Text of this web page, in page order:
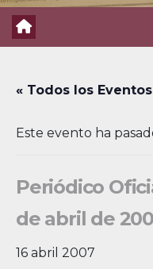
« Todos los Eventos
Este evento ha
Periódico
de abril de
16 abril 2007